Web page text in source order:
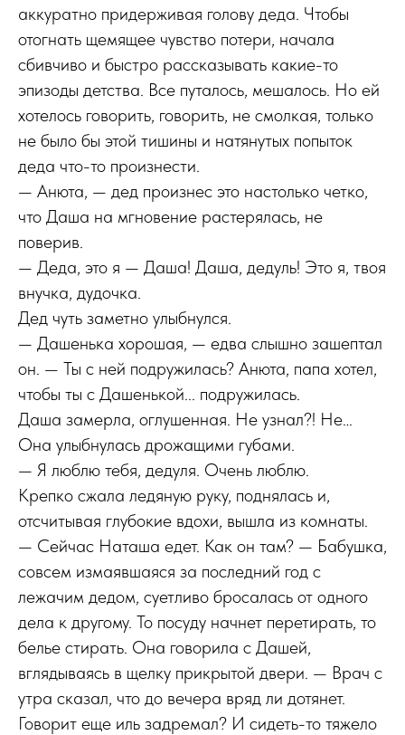
аккуратно придерживая голову деда. Чтобы
отогнать щемящее чувство потери, начала
сбивчиво и быстро рассказывать какие-то
эпизоды детства. Все путалось, мешалось. Но ей
хотелось говорить, говорить, не смолкая, только
не было бы этой тишины и натянутых попыток
деда что-то произнести.
— Анюта, — дед произнес это настолько четко,
что Даша на мгновение растерялась, не
поверив.
— Деда, это я — Даша! Даша, дедуль! Это я, твоя
внучка, дудочка.
Дед чуть заметно улыбнулся.
— Дашенька хорошая, — едва слышно зашептал
он. — Ты с ней подружилась? Анюта, папа хотел,
чтобы ты с Дашенькой... подружилась.
Даша замерла, оглушенная. Не узнал?! Не…
Она улыбнулась дрожащими губами.
— Я люблю тебя, дедуля. Очень люблю.
Крепко сжала ледяную руку, поднялась и,
отсчитывая глубокие вдохи, вышла из комнаты.
— Сейчас Наташа едет. Как он там? — Бабушка,
совсем измаявшаяся за последний год с
лежачим дедом, суетливо бросалась от одного
дела к другому. То посуду начнет перетирать, то
белье стирать. Она говорила с Дашей,
вглядываясь в щелку прикрытой двери. — Врач с
утра сказал, что до вечера вряд ли дотянет.
Говорит еще иль задремал? И сидеть-то тяжело